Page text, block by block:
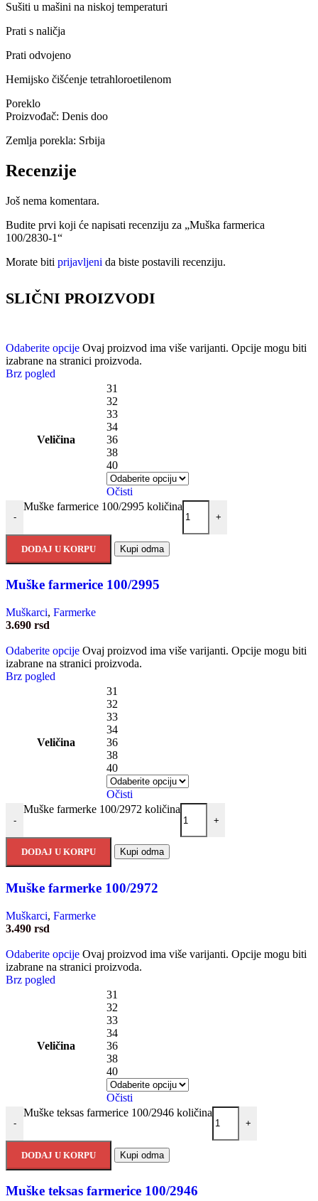
Sušiti u mašini na niskoj temperaturi
Prati s naličja
Prati odvojeno
Hemijsko čišćenje tetrahloroetilenom
Poreklo
Proizvođač: Denis doo
Zemlja porekla: Srbija
Recenzije
Još nema komentara.
Budite prvi koji će napisati recenziju za „Muška farmerica
100/2830-1“
Morate biti prijavljeni da biste postavili recenziju.
SLIČNI PROIZVODI
Odaberite opcije Ovaj proizvod ima više varijanti. Opcije mogu biti
izabrane na stranici proizvoda.
Brz pogled
Veličina
31
32
33
34
36
38
40
Očisti
-
Muške farmerice 100/2995 količina
+
DODAJ U KORPU Kupi odma
Muške farmerice 100/2995
Muškarci, Farmerke
3.690 rsd
Odaberite opcije Ovaj proizvod ima više varijanti. Opcije mogu biti
izabrane na stranici proizvoda.
Brz pogled
Veličina
31
32
33
34
36
38
40
Očisti
-
Muške farmerke 100/2972 količina
+
DODAJ U KORPU Kupi odma
Muške farmerke 100/2972
Muškarci, Farmerke
3.490 rsd
Odaberite opcije Ovaj proizvod ima više varijanti. Opcije mogu biti
izabrane na stranici proizvoda.
Brz pogled
Veličina
31
32
33
34
36
38
40
Očisti
-
Muške teksas farmerice 100/2946 količina
+
DODAJ U KORPU Kupi odma
Muške teksas farmerice 100/2946